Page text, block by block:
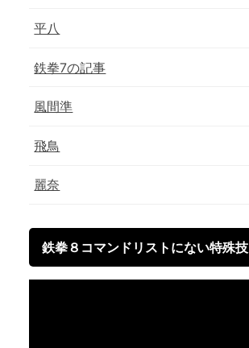
平八
鉄拳7の記事
風間準
飛鳥
麗奈
鉄拳８コマンドリストにない特殊技